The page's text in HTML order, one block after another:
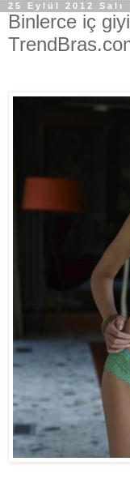
25 Eylül 2012 Salı
Binlerce iç